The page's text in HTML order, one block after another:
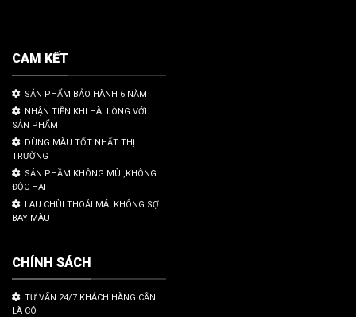
CAM KẾT
SẢN PHẨM BẢO HÀNH 6 NĂM
NHẬN TIỀN KHI HÀI LÒNG VỚI
SẢN PHẨM
DÙNG MÀU TỐT NHẤT THỊ
TRƯỜNG
SẢN PHẦM KHÔNG MÙI,KHÔNG
ĐỘC HẠI
LAU CHÙI THOẢI MÁI KHÔNG SỢ
BAY MÀU
CHÍNH SÁCH
TƯ VẤN 24/7 KHÁCH HÀNG CẦN
LÀ CÓ